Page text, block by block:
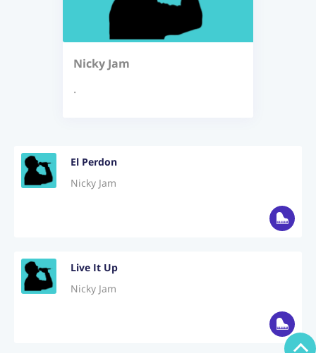
Nicky Jam
.
El Perdon
Nicky Jam
Live It Up
Nicky Jam